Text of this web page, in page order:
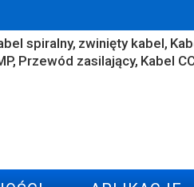
spiralny zwinięty kabel
Przewód zasilający Kabel